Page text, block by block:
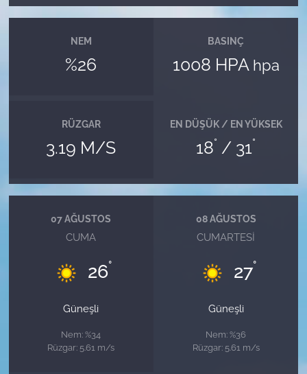
NEM
%26
BASINÇ
1008 HPA hpa
RÜZGAR
3.19 M/S
EN DÜŞÜK / EN YÜKSEK
18° / 31°
07 AĞUSTOS
CUMA
26°
Güneşli
Nem: %34
Rüzgar: 5.61 m/s
08 AĞUSTOS
CUMARTESI
27°
Güneşli
Nem: %36
Rüzgar: 5.61 m/s